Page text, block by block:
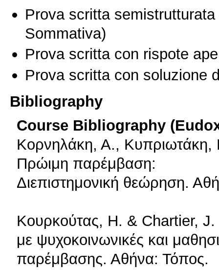
Prova scritta
Sommativa)
Prova scritta con rispote
Prova scritta con soluzione
Bibliography
Course Bibliography
Κορνηλάκη, Α.,
Πρώιμη παρέμβαση:
Διεπιστημονική θεώρηση.
Κουρκούτας, H. & Chartier, J.
με ψυχοκοινωνικές και
παρέμβασης. Αθήνα: Τόπος.